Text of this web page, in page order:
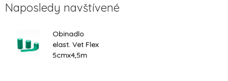
Naposledy navštívené
Obinadlo
elast. Vet Flex
5cmx4,5m